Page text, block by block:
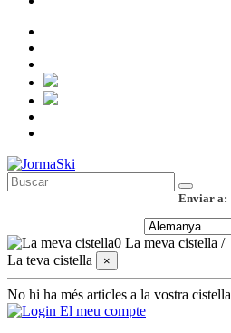
Enviar a:
0 La meva cistella /
La teva cistella
×
No hi ha més articles a la vostra cistella
El meu compte